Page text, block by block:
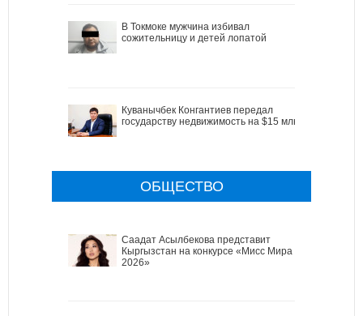
В Токмоке мужчина избивал
сожительницу и детей лопатой
Куванычбек Конгантиев передал
государству недвижимость на $15 млн
ОБЩЕСТВО
Саадат Асылбекова представит
Кыргызстан на конкурсе «Мисс Мира
2026»